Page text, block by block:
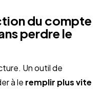
du compte
perdre le
Un outil de
à le remplir plus vite